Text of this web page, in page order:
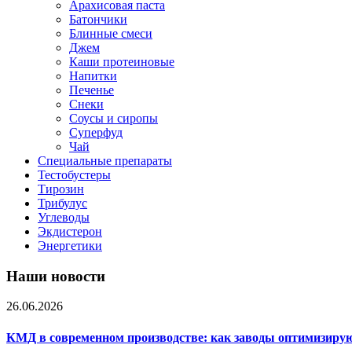
Арахисовая паста
Батончики
Блинные смеси
Джем
Каши протеиновые
Напитки
Печенье
Снеки
Соусы и сиропы
Суперфуд
Чай
Специальные препараты
Тестобустеры
Тирозин
Трибулус
Углеводы
Экдистерон
Энергетики
Наши новости
26.06.2026
КМД в современном производстве: как заводы